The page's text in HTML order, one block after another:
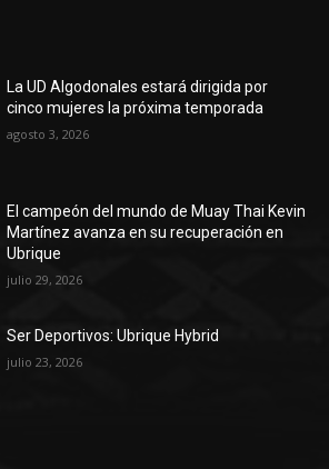
La UD Algodonales estará dirigida por
cinco mujeres la próxima temporada
agosto 3, 2026
El campeón del mundo de Muay Thai Kevin
Martínez avanza en su recuperación en
Ubrique
julio 29, 2026
Ser Deportivos: Ubrique Hybrid
julio 23, 2026